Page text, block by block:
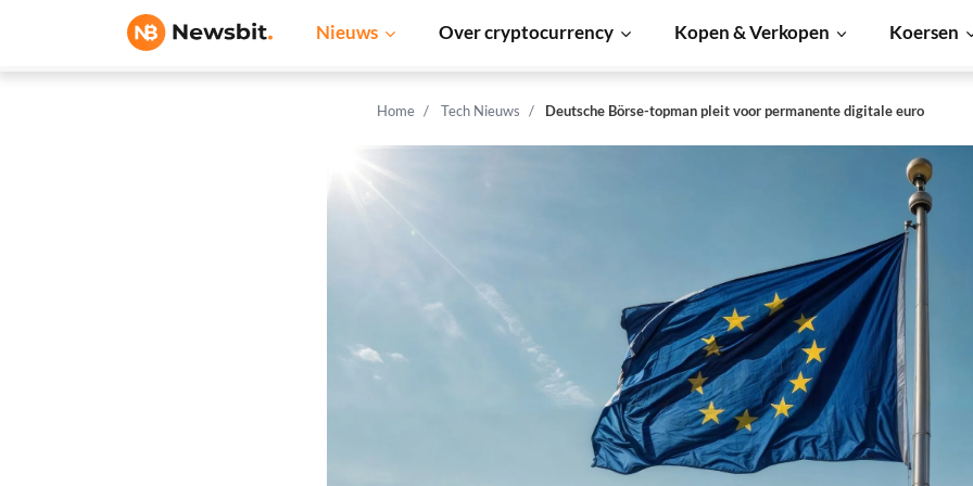
Nieuws Over cryptocurrency Kopen & Verkopen Koersen
Home Tech Nieuws Deutsche Börse-topman pleit voor permanente digitale euro